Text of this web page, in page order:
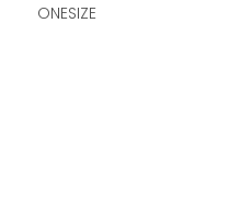
ONESIZE